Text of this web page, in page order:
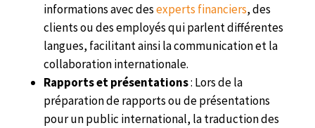
informations avec desexperts financiers, des
clients ou des employés qui parlent différentes
langues, facilitant ainsi la communication et la
collaboration internationale.
Rapports et présentations: Lors de la
préparation de rapports ou de présentations
pour un public international, la traduction des